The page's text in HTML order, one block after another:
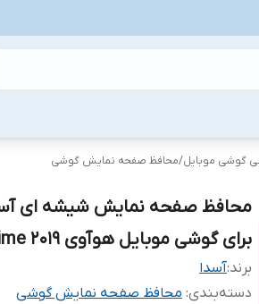
گوشی موبایل/محافظ صفحه نمایش گوشی
برای گوشی موبایل هوآوی Y9 Prime 2019 بسته 2 عددی
برند:آسدا
دسته‌بندی: محافظ صفحه نمایش گوشی